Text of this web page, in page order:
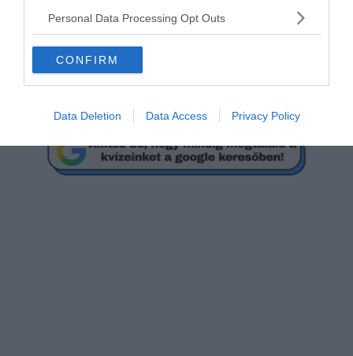
Personal Data Processing Opt Outs
CONFIRM
Data Deletion Data Access Privacy Policy
Messi el dictadorpic.twitter.com/tPcitq1YMS
— il Mourinhø Blancø (@musicoloko7)
September 20, 2020